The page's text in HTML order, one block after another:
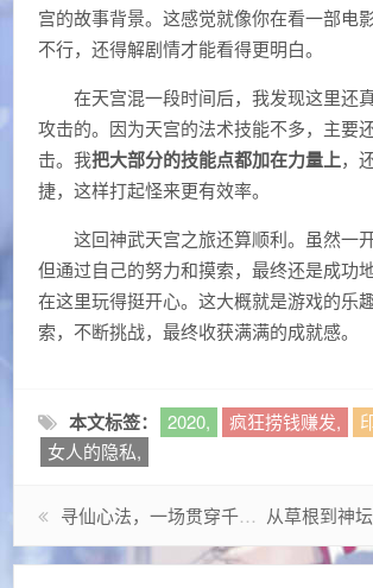
宫的故事背景。这感觉就像你在看一部电
不行，还得解剧情才能看得更明白。
在天宫混一段时间后，我发现这里还
攻击的。因为天宫的法术技能不多，主要
击。我把大部分的技能点都加在力量上，
捷，这样打起怪来更有效率。
这回神武天宫之旅还算顺利。虽然一
但通过自己的努力和摸索，最终还是成功
在这里玩得挺开心。这大概就是游戏的乐
索，不断挑战，最终收获满满的成就感。
本文标签： 2020, 疯狂捞钱赚发,
女人的隐私,
寻仙心法，一场贯穿千年的自我觉醒之旅